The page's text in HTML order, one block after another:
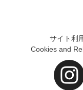
サイト利
Cookies and